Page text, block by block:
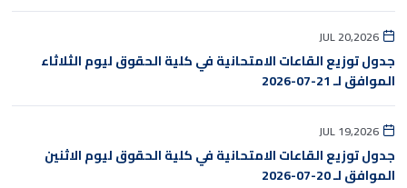
JUL 20,2026
جدول توزيع القاعات الامتحانية في كلية الحقوق ليوم الثلاثاء
الموافق لـ 21-07-2026
JUL 19,2026
جدول توزيع القاعات الامتحانية في كلية الحقوق ليوم الاثنين
الموافق لـ 20-07-2026